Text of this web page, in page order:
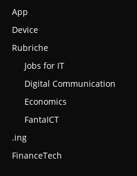
App
Device
Rubriche
Jobs for IT
Digital Communication
Economics
FantaICT
.ing
FinanceTech